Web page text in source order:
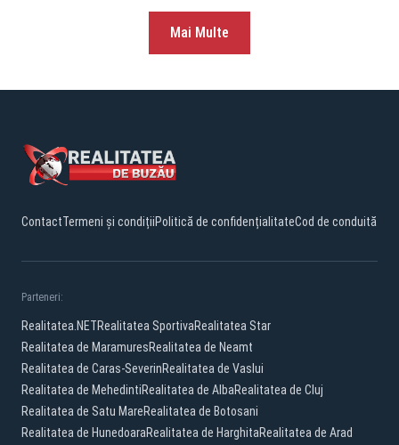
Mai Multe
ContactTermeni și condițiiPolitică de confidențialitateCod de conduită
Parteneri:
Realitatea.NETRealitatea SportivaRealitatea Star
Realitatea de MaramuresRealitatea de Neamt
Realitatea de Caras-SeverinRealitatea de Vaslui
Realitatea de MehedintiRealitatea de AlbaRealitatea de Cluj
Realitatea de Satu MareRealitatea de Botosani
Realitatea de HunedoaraRealitatea de HarghitaRealitatea de Arad